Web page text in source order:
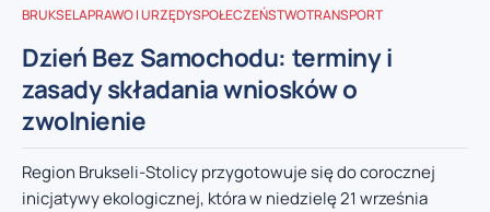
BRUKSELAPRAWO I URZĘDYSPOŁECZEŃSTWOTRANSPORT
Dzień Bez Samochodu: terminy i
zasady składania wniosków o
zwolnienie
Region Brukseli-Stolicy przygotowuje się do corocznej
inicjatywy ekologicznej, która w niedzielę 21 września